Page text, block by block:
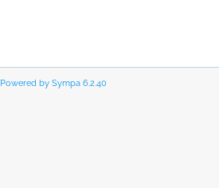
Powered by Sympa 6.2.40